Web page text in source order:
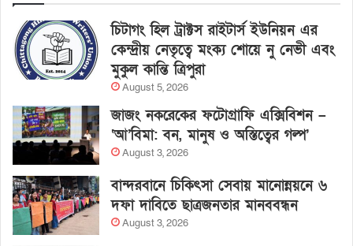
চিটাগং হিল ট্রাক্টস রাইটার্স ইউনিয়ন এর
কেন্দ্রীয় নেতৃত্বে মংক্য শোয়ে নু নেভী এবং
মুকুল কান্তি ত্রিপুরা
August 5, 2026
জাজং নকরেকের ফটোগ্রাফি এক্সিবিশন –
‘আ’বিমা: বন, মানুষ ও অস্তিত্বের গল্প’
August 3, 2026
বান্দরবানে চিকিৎসা সেবায় মানোন্নয়নে ৬
দফা দাবিতে ছাত্রজনতার মানববন্ধন
August 3, 2026